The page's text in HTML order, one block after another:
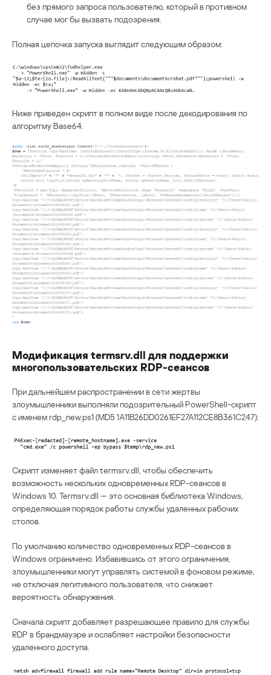
без прямого запроса пользователю, который в противном
случае мог бы вызвать подозрения.
Полная цепочка запуска выглядит следующим образом:
Ниже приведен скрипт в полном виде после декодирования по
алгоритму Base64.
Модификация termsrv.dll для поддержки
многопользовательских RDP-сеансов
При дальнейшем распространении в сети жертвы
злоумышленники выполняли подозрительный PowerShell-скрипт
с именем rdp_new.ps1 (MD5 1A11B26DD0261EF27A112CE8B361C247):
Скрипт изменяет файл termsrv.dll, чтобы обеспечить
возможность нескольких одновременных RDP-сеансов в
Windows 10. Termsrv.dll — это основная библиотека Windows,
определяющая порядок работы службы удаленных рабочих
столов.
По умолчанию количество одновременных RDP-сеансов в
Windows ограничено. Избавившись от этого ограничения,
злоумышленники могут управлять системой в фоновом режиме,
не отключая легитимного пользователя, что снижает
вероятность обнаружения.
Сначала скрипт добавляет разрешающее правило для службы
RDP в брандмауэре и ослабляет настройки безопасности
удаленного доступа.